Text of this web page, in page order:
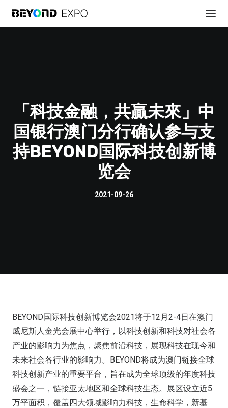
贊助展會
「科技金融，共贏未來」中
国银行澳门分行确认参与支
持BEYOND国际科技创新博
览会
2021-09-26
BEYOND国际科技创新博览会2021将于12月2-4日在澳门
威尼斯人金光会展中心举行，以科技创新和科技对社会各
产业的影响力为焦点，聚焦前沿科技，展现科技在现今和
未来社会各行业的影响力。BEYOND将成为澳门链接全球
科技创新产业的重要平台，旨在成为全球顶级的年度科技
盛会之一，链接亚太地区和全球科技生态。展区设立近5
万平面积，覆盖四大领域影响力科技，生命科学，新基